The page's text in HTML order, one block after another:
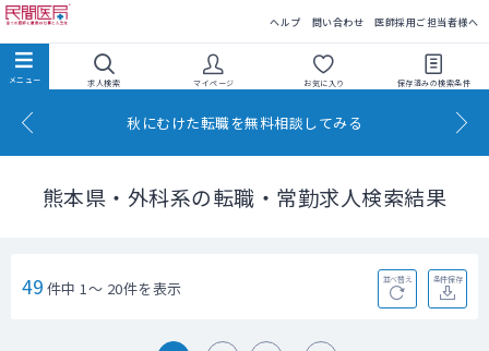
ヘルプ 問い合わせ 医師採用ご担当者様へ
求人検索 マイページ お気に入り 保存済みの検索条件
秋にむけた転職を無料相談してみる
熊本県・外科系の転職・常勤求人検索結果
49 件中 1～ 20件を表示 並べ替え 条件保存